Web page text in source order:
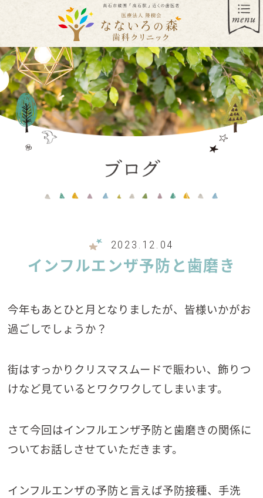
2023.12.04
インフルエンザ予防と歯磨き
今年もあとひと月となりましたが、皆様いかがお
過ごしでしょうか？
街はすっかりクリスマスムードで賑わい、飾りつ
けなど見ているとワクワクしてしまいます。
さて今回はインフルエンザ予防と歯磨きの関係に
ついてお話しさせていただきます。
インフルエンザの予防と言えば予防接種、手洗